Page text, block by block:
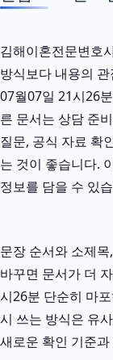
김해이혼전문변호
방식보다 내용의
07월07일 21시26
른 문서는 상담 준
질문, 공식 자료 확
는 것이 좋습니다.
정보를 담을 수 있
문장 순서와 소제
바꾸면 문서가 더
시26분 단순히 마
시 쓰는 방식은 유
새로운 확인 기준